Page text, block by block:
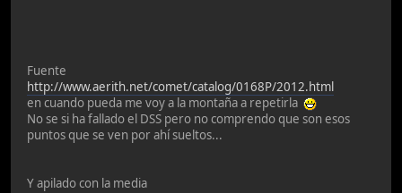
Fuente
http://www.aerith.net/comet/catalog/0168P/2012.html
en cuando pueda me voy a la montaña a repetirla
No se si ha fallado el DSS pero no comprendo que son esos
puntos que se ven por ahí sueltos...
Y apilado con la media